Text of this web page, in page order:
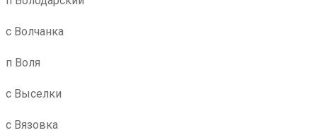
с Волчанка
п Воля
с Выселки
с Вязовка